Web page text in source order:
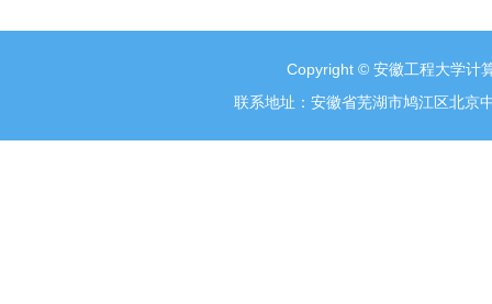
Copyright © 安徽工程大学计
联系地址：安徽省芜湖市鸠江区北